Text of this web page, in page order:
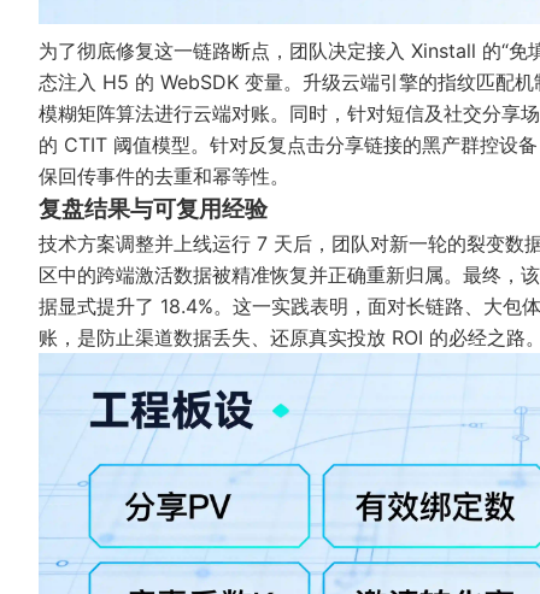
为了彻底修复这一链路断点，团队决定接入 Xinstall 的“
态注入 H5 的 WebSDK 变量。升级云端引擎的指纹匹配
模糊矩阵算法进行云端对账。同时，针对短信及社交分享
的 CTIT 阈值模型。针对反复点击分享链接的黑产群控设
保回传事件的去重和幂等性。
复盘结果与可复用经验
技术方案调整并上线运行 7 天后，团队对新一轮的裂变数
区中的跨端激活数据被精准恢复并正确重新归属。最终，
据显式提升了 18.4%。这一实践表明，面对长链路、大包
账，是防止渠道数据丢失、还原真实投放 ROI 的必经之路